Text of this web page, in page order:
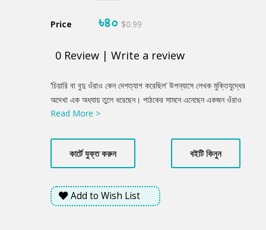
Price ৳৪০ $0.99
0 Review | Write a review
Product
Summery
‘চিয়ারি বা বুদু ওঁরাও কেন দেশত্যাগ করেছিল’ উপন্যাসে লেখক মুক্তিযুদ্ধের
অদেখা এক অধ্যায় তুলে ধরেছেন। পাঠকের সামনে এনেছেন একজন ওঁরাও
বীরকে। তাদের জীবন-সংগ্রাম ও বাংলাদেশের মুক্তিযুদ্ধের ভিন্ন এক
কথা। তুলে ধরেছেন অভিমানী এক বীরের দেশত্যাগের ইতিহাস। বইটি পাঠককে
ভিন্ন চোখে মুক্তিযুদ্ধকে জানতে, বুঝতে, অনুভব করতে সহযোগিতা করবে।
Read More >
কার্টে যুক্ত করুন বইটি কিনুন
Add to Wish List